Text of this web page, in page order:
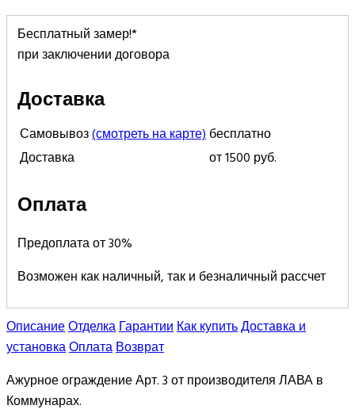
Бесплатный замер!*
при заключении договора
Доставка
Самовывоз(смотреть на карте)бесплатно
Доставка
от 1500 руб.
Оплата
Предоплата от 30%
Возможен как наличный, так и безналичный рассчет
ОписаниеОтделкаГарантииКак купитьДоставка и
установкаОплатаВозврат
Ажурное ограждение Арт. 3 от производителя ЛАВА в
Коммунарах.